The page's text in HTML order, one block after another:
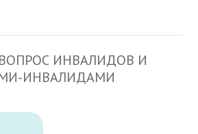
ИНВАЛИДОВ И
ИНВАЛИДАМИ